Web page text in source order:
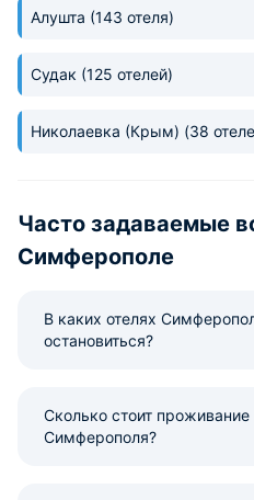
Алушта (143 отеля)
Судак (125 отелей)
Николаевка (Крым) (38
Часто задаваемые
Симферополе
В каких отелях
остановиться?
Сколько стоит проживание
Симферополя?